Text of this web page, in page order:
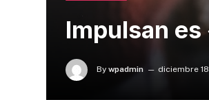
Impulsan
By wpadmin diciembre